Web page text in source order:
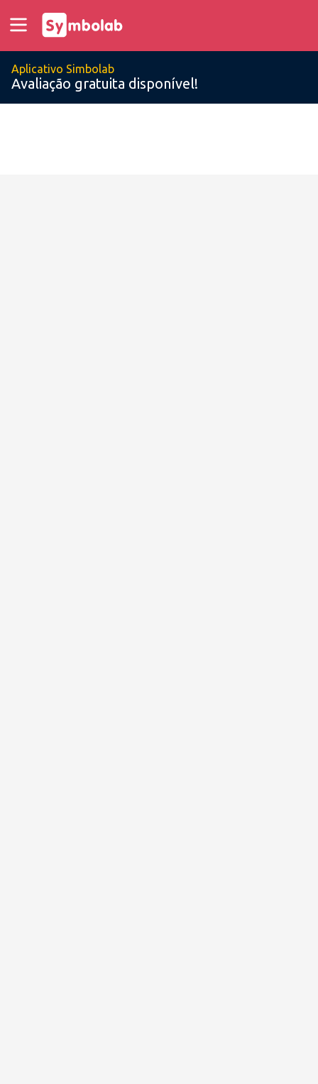
Aplicativo Simbolab
Avaliação gratuita disponível!